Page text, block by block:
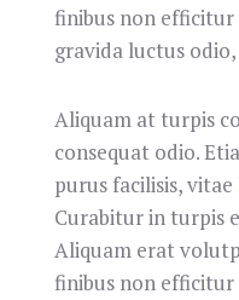
finibus non
gravida luctus
Aliquam at turpis
consequat odio.
purus facilisis,
Curabitur in turpis
Aliquam erat
finibus non